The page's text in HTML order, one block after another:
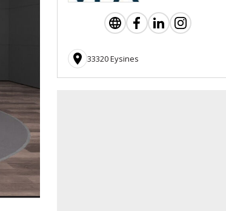
 33320 Eysines